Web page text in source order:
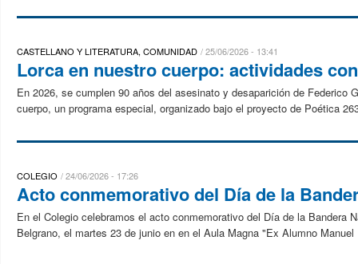
CASTELLANO Y LITERATURA, COMUNIDAD 25/06/2026 - 13:41
Lorca en nuestro cuerpo: actividades
En 2026, se cumplen 90 años del asesinato y desaparición de
cuerpo, un programa especial, organizado bajo el proyecto de Poética
COLEGIO 24/06/2026 - 17:26
Acto conmemorativo del Día de la
En el Colegio celebramos el acto conmemorativo del Día de la Bandera
Belgrano, el martes 23 de junio en en el Aula Magna "Ex Alumno